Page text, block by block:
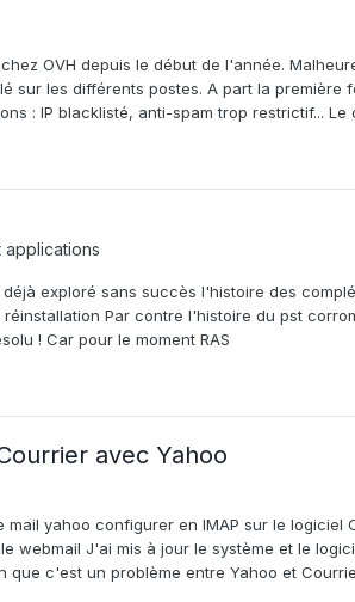
OVH depuis le début de l'année.
sur les différents postes. A part la première
: IP blacklisté, anti-spam trop restrictif... Le
applications
exploré sans succès l'histoire des
Par contre l'histoire du pst
! Car pour le moment RAS
avec Yahoo
yahoo configurer en IMAP sur le logiciel
webmail J'ai mis à jour le système et le
c'est un problème entre Yahoo et